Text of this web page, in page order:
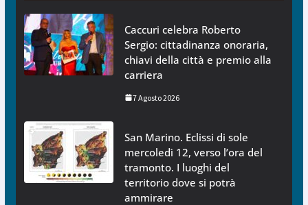
Caccuri celebra Roberto
Sergio: cittadinanza onoraria,
chiavi della città e premio alla
carriera
7 Agosto 2026
San Marino. Eclissi di sole
mercoledì 12, verso l’ora del
tramonto. I luoghi del
territorio dove si potrà
ammirare